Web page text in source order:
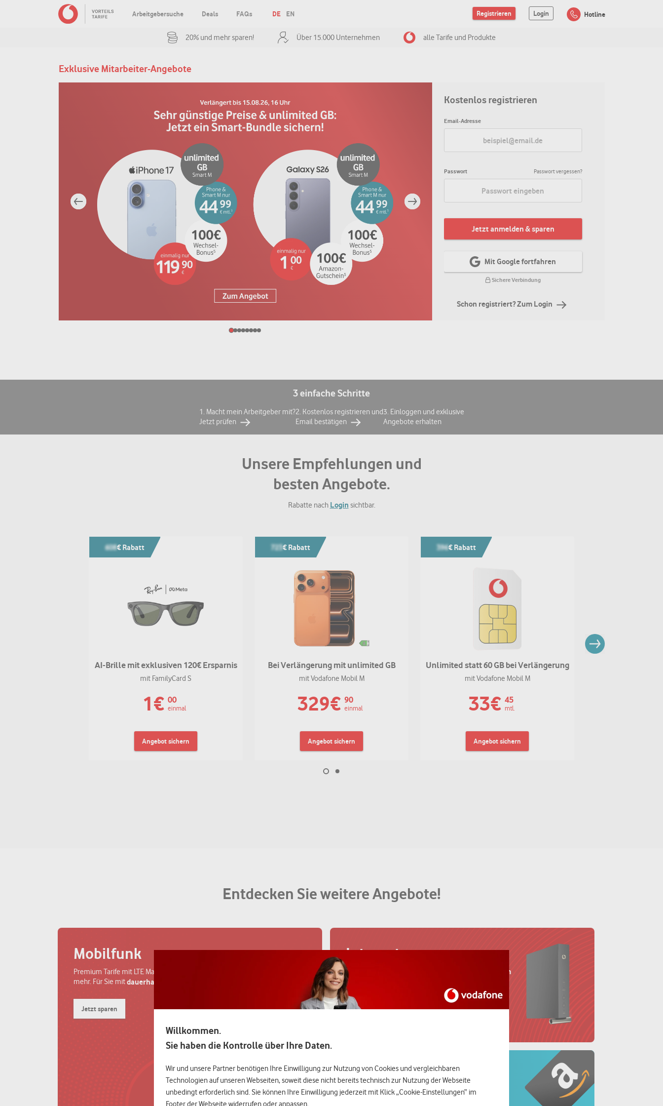
Willkommen.
Sie haben die Kontrolle über Ihre Daten.
Wir und unsere Partner benötigen Ihre Einwilligung zur Nutzung von Cookies und vergleichbaren
Technologien auf unseren Webseiten, soweit diese nicht bereits technisch zur Nutzung der Webseite
unbedingt erforderlich sind. Sie können Ihre Einwilligung jederzeit mit Klick „Cookie-Einstellungen“ im
Arbeitgebersuche Deals FAQs DE EN Registrieren Login Hotline
20% und mehr sparen! Über 15.000 Unternehmen alle Tarife und Produkte
Exklusive Mitarbeiter-Angebote
Kostenlos registrieren
Email-Adresse
Passwort Passwort vergessen?
Jetzt anmelden & sparen
Mit Google fortfahren
Sichere Verbindung
Schon registriert? Zum Login
3 einfache Schritte
1. Macht mein Arbeitgeber mit?
Jetzt prüfen
2. Kostenlos registrieren und
Email bestätigen
3. Einloggen und exklusive
Angebote erhalten
Unsere Empfehlungen und
besten Angebote.
Rabatte nach Login sichtbar.
AI-Brille mit exklusiven 120€ Ersparnis
mit FamilyCard S
1€ 00
einmal
Angebot sichern
608€ Rabatt
Bei Verlängerung mit unlimited GB
mit Vodafone Mobil M
329€ 90
einmal
Angebot sichern
723€ Rabatt
Unlimited statt 60 GB bei Verlängerung
mit Vodafone Mobil M
33€ 45
mtl.
Angebot sichern
396€ Rabatt
Entdecken Sie weitere Angebote!
Mobilfunk
Premium Tarife mit LTE Max., GigaDepot und vielem
mehr. Für Sie mitdauerhaftem Mitarbeiter-Rabatt
Jetzt sparen
Internet
Surfen Sie im leistungsstarken Netz mit
dauerhaftem
Mitarbeiter-Rabatt
Jetzt sparen
Weitersagen und
Gutscheine